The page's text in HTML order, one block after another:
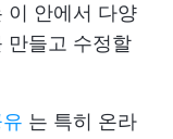
이 안에서 다양
만들고 수정할
는 특히 온라